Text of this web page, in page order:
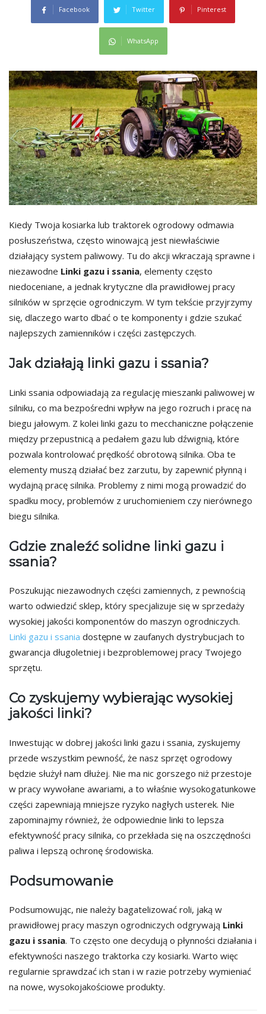
Facebook Twitter Pinterest
WhatsApp
Kiedy Twoja kosiarka lub traktorek ogrodowy odmawia
posłuszeństwa, często winowajcą jest niewłaściwie
działający system paliwowy. Tu do akcji wkraczają sprawne i
niezawodne Linki gazu i ssania, elementy często
niedoceniane, a jednak krytyczne dla prawidłowej pracy
silników w sprzęcie ogrodniczym. W tym tekście przyjrzymy
się, dlaczego warto dbać o te komponenty i gdzie szukać
najlepszych zamienników i części zastępczych.
Jak działają linki gazu i ssania?
Linki ssania odpowiadają za regulację mieszanki paliwowej w
silniku, co ma bezpośredni wpływ na jego rozruch i pracę na
biegu jałowym. Z kolei linki gazu to mecchaniczne połączenie
między przepustnicą a pedałem gazu lub dźwignią, które
pozwala kontrolować prędkość obrotową silnika. Oba te
elementy muszą działać bez zarzutu, by zapewnić płynną i
wydajną pracę silnika. Problemy z nimi mogą prowadzić do
spadku mocy, problemów z uruchomieniem czy nierównego
biegu silnika.
Gdzie znaleźć solidne linki gazu i
ssania?
Poszukując niezawodnych części zamiennych, z pewnością
warto odwiedzić sklep, który specjalizuje się w sprzedaży
wysokiej jakości komponentów do maszyn ogrodniczych.
Linki gazu i ssania dostępne w zaufanych dystrybucjach to
gwarancja długoletniej i bezproblemowej pracy Twojego
sprzętu.
Co zyskujemy wybierając wysokiej
jakości linki?
Inwestując w dobrej jakości linki gazu i ssania, zyskujemy
przede wszystkim pewność, że nasz sprzęt ogrodowy
będzie służył nam dłużej. Nie ma nic gorszego niż przestoje
w pracy wywołane awariami, a to właśnie wysokogatunkowe
części zapewniają mniejsze ryzyko nagłych usterek. Nie
zapominajmy również, że odpowiednie linki to lepsza
efektywność pracy silnika, co przekłada się na oszczędności
paliwa i lepszą ochronę środowiska.
Podsumowanie
Podsumowując, nie należy bagatelizować roli, jaką w
prawidłowej pracy maszyn ogrodniczych odgrywają Linki
gazu i ssania. To często one decydują o płynności działania i
efektywności naszego traktorka czy kosiarki. Warto więc
regularnie sprawdzać ich stan i w razie potrzeby wymieniać
na nowe, wysokojakościowe produkty.